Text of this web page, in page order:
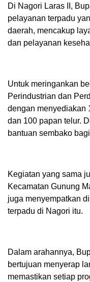
Di Nagori Laras II,
pelayanan terpadu
daerah, mencakup
dan pelayanan
Untuk meringankan
Perindustrian dan
dengan menyediakan
dan 100 papan telur.
bantuan sembako
Kegiatan yang sama
Kecamatan Gunung
juga menyempatkan
terpadu di Nagori itu.
Dalam arahannya,
bertujuan menyerap
memastikan setiap